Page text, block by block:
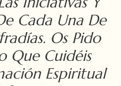
Cada Una De
Os Pido
Que Cuidéis
Espiritual